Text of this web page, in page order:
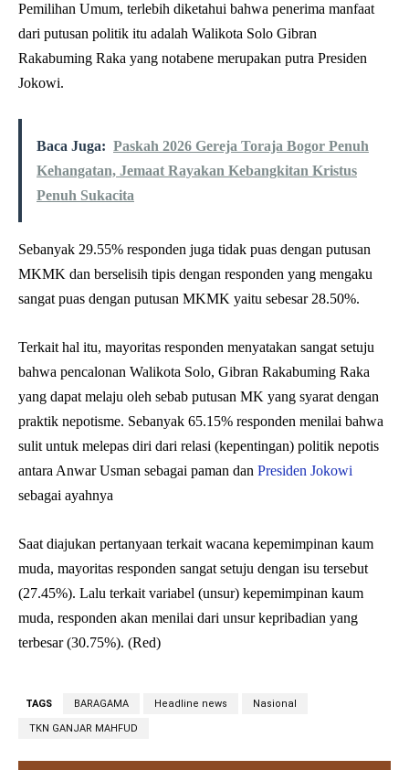
Pemilihan Umum, terlebih diketahui bahwa penerima manfaat
dari putusan politik itu adalah Walikota Solo Gibran
Rakabuming Raka yang notabene merupakan putra Presiden
Jokowi.
Baca Juga: Paskah 2026 Gereja Toraja Bogor Penuh
Kehangatan, Jemaat Rayakan Kebangkitan Kristus
Penuh Sukacita
Sebanyak 29.55% responden juga tidak puas dengan putusan
MKMK dan berselisih tipis dengan responden yang mengaku
sangat puas dengan putusan MKMK yaitu sebesar 28.50%.
Terkait hal itu, mayoritas responden menyatakan sangat setuju
bahwa pencalonan Walikota Solo, Gibran Rakabuming Raka
yang dapat melaju oleh sebab putusan MK yang syarat dengan
praktik nepotisme. Sebanyak 65.15% responden menilai bahwa
sulit untuk melepas diri dari relasi (kepentingan) politik nepotis
antara Anwar Usman sebagai paman dan Presiden Jokowi
sebagai ayahnya
Saat diajukan pertanyaan terkait wacana kepemimpinan kaum
muda, mayoritas responden sangat setuju dengan isu tersebut
(27.45%). Lalu terkait variabel (unsur) kepemimpinan kaum
muda, responden akan menilai dari unsur kepribadian yang
terbesar (30.75%). (Red)
TAGS BARAGAMA Headline news Nasional
TKN GANJAR MAHFUD